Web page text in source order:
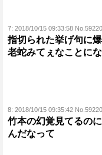
7: 2018/10/15 09:33:58
指切られた挙げ句に
老蛇みてぇなことに
8: 2018/10/15 09:35:42
竹本の幻覚見てるの
んだなって